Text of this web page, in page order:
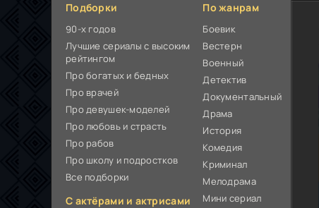
Подборки
90-х годов
Лучшие сериалы с высоким
рейтингом
Про богатых и бедных
Про врачей
Про девушек-моделей
Про любовь и страсть
Про рабов
Про школу и подростков
Все подборки
С актёрами и актрисами
По жанрам
Боевик
Вестерн
Военный
Детектив
Документальный
Драма
История
Комедия
Криминал
Мелодрама
Мини сериал